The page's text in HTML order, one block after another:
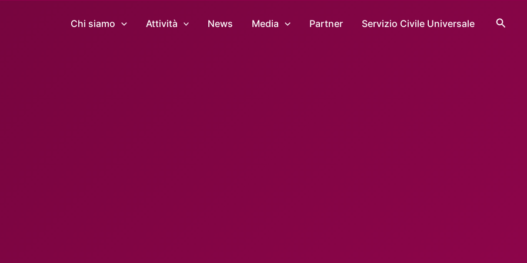
Chi siamo Attività News Media Partner Servizio Civile Universale Cerca